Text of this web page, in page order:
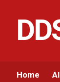
Home